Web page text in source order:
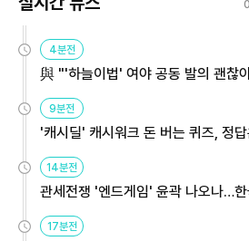
4분전
與 "'하늘이법' 여야 공동 발의 괜찮
9분전
'캐시딜' 캐시워크 돈 버는 퀴즈, 정
14분전
관세전쟁 '엔드게임' 윤곽 나오나…
용해야
17분전